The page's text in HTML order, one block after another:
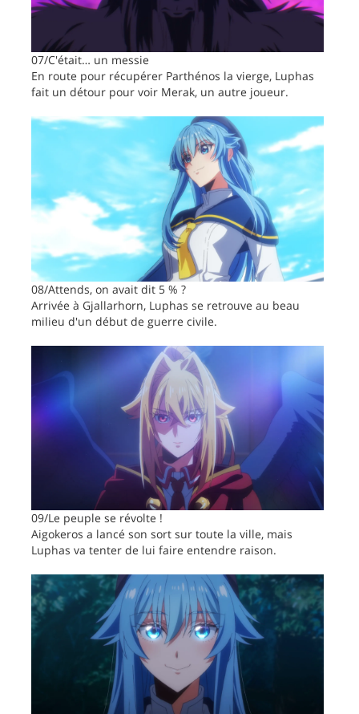
07/C'était… un messie
En route pour récupérer Parthénos la vierge, Luphas
fait un détour pour voir Merak, un autre joueur.
08/Attends, on avait dit 5 % ?
Arrivée à Gjallarhorn, Luphas se retrouve au beau
milieu d'un début de guerre civile.
09/Le peuple se révolte !
Aigokeros a lancé son sort sur toute la ville, mais
Luphas va tenter de lui faire entendre raison.